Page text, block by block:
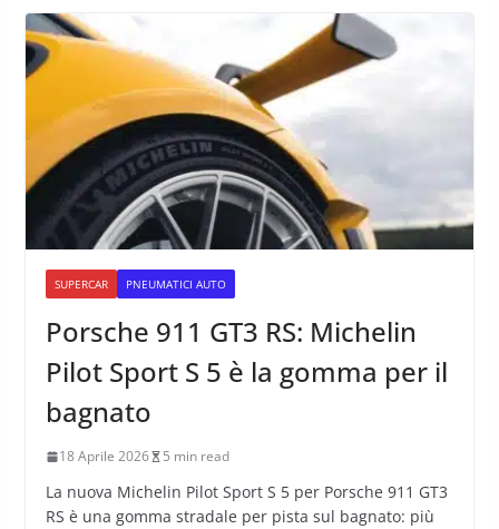
SUPERCAR PNEUMATICI AUTO
Porsche 911 GT3 RS: Michelin
Pilot Sport S 5 è la gomma per il
bagnato
18 Aprile 2026 5 min read
La nuova Michelin Pilot Sport S 5 per Porsche 911 GT3
RS è una gomma stradale per pista sul bagnato: più